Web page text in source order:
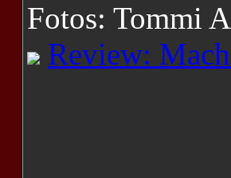
Fotos: Tommi
Review: